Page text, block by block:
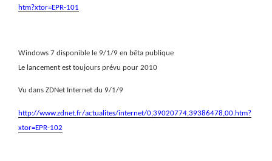
htm?xtor=EPR-101
Windows 7 disponible le 9/1/9 en bêta publique
Le lancement est toujours prévu pour 2010
Vu dans ZDNet Internet du 9/1/9
http://www.zdnet.fr/actualites/internet/0,39020774,39386478,00.htm?
xtor=EPR-102